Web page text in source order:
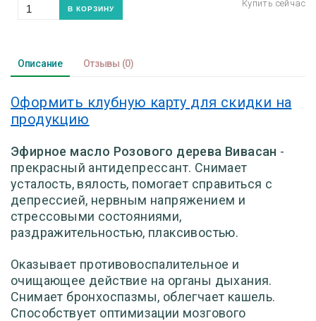
Описание Отзывы (0)
Оформить клубную карту для скидки на
продукцию
Эфирное масло Розового дерева Вивасан -
прекрасный антидепрессант. Снимает
усталость, вялость, помогает справиться с
депрессией, нервным напряжением и
стрессовыми состояниями,
раздражительностью, плаксивостью.
Оказывает противовоспалительное и
очищающее действие на органы дыхания.
Снимает бронхоспазмы, облегчает кашель.
Способствует оптимизации мозгового